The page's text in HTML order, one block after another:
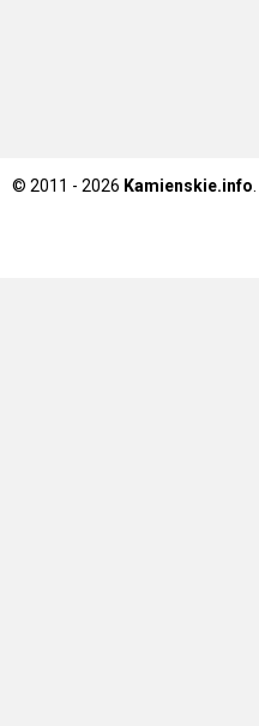
© 2011 - 2026 Kamienskie.info